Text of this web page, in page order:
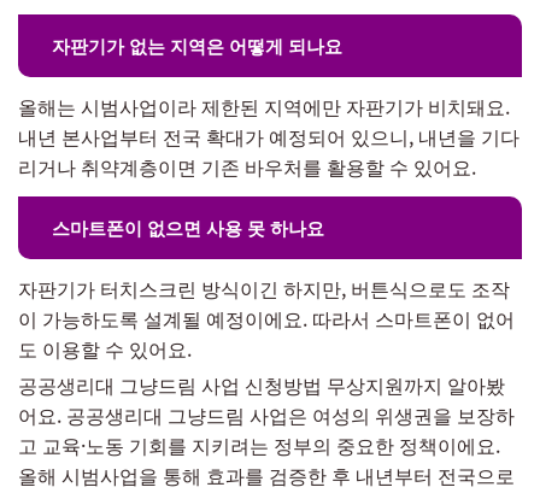
자판기가 없는 지역은 어떻게 되나요
올해는 시범사업이라 제한된 지역에만 자판기가 비치돼요.
내년 본사업부터 전국 확대가 예정되어 있으니, 내년을 기다
리거나 취약계층이면 기존 바우처를 활용할 수 있어요.
스마트폰이 없으면 사용 못 하나요
자판기가 터치스크린 방식이긴 하지만, 버튼식으로도 조작
이 가능하도록 설계될 예정이에요. 따라서 스마트폰이 없어
도 이용할 수 있어요.
공공생리대 그냥드림 사업 신청방법 무상지원까지 알아봤
어요. 공공생리대 그냥드림 사업은 여성의 위생권을 보장하
고 교육·노동 기회를 지키려는 정부의 중요한 정책이에요.
올해 시범사업을 통해 효과를 검증한 후 내년부터 전국으로